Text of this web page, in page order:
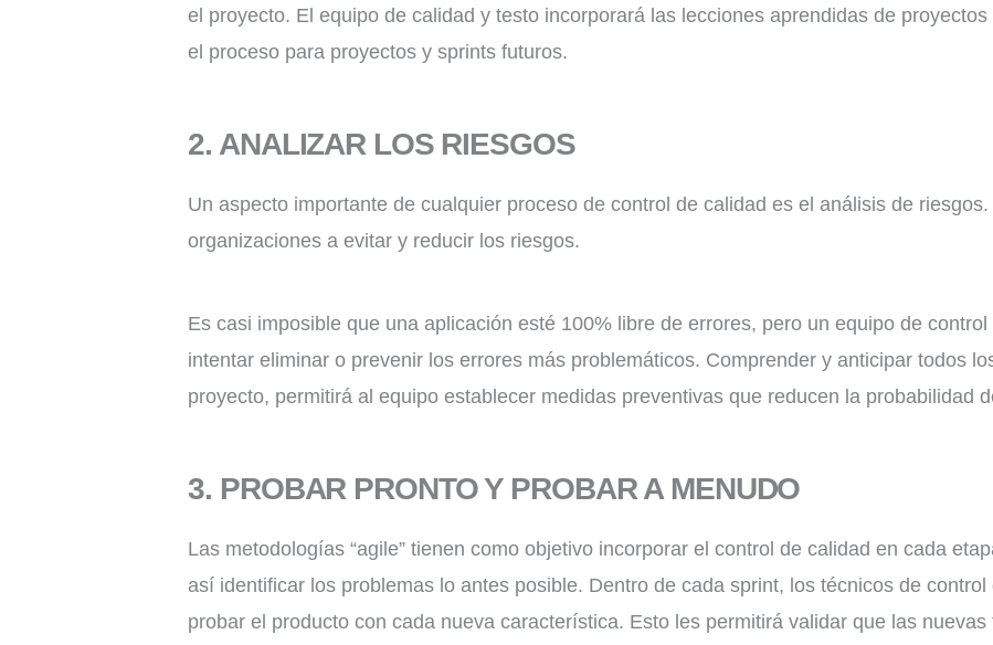
el proyecto. El equipo de calidad y testo incorporará las lecciones aprendidas de
el proceso para proyectos y sprints futuros.
2. ANALIZAR LOS RIESGOS
Un aspecto importante de cualquier proceso de control de calidad es el análisis de
organizaciones a evitar y reducir los riesgos.
Es casi imposible que una aplicación esté 100% libre de errores, pero un equipo de
intentar eliminar o prevenir los errores más problemáticos. Comprender y anticipar todos
proyecto, permitirá al equipo establecer medidas preventivas que reducen la probabilidad
3. PROBAR PRONTO Y PROBAR A MENUDO
Las metodologías “agile” tienen como objetivo incorporar el control de calidad en cada
así identificar los problemas lo antes posible. Dentro de cada sprint, los técnicos de
probar el producto con cada nueva característica. Esto les permitirá validar que las